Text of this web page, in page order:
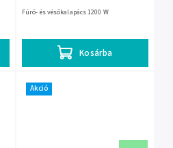
Kosárba
Fúró- és vésőkalapács 1200 W
Akció